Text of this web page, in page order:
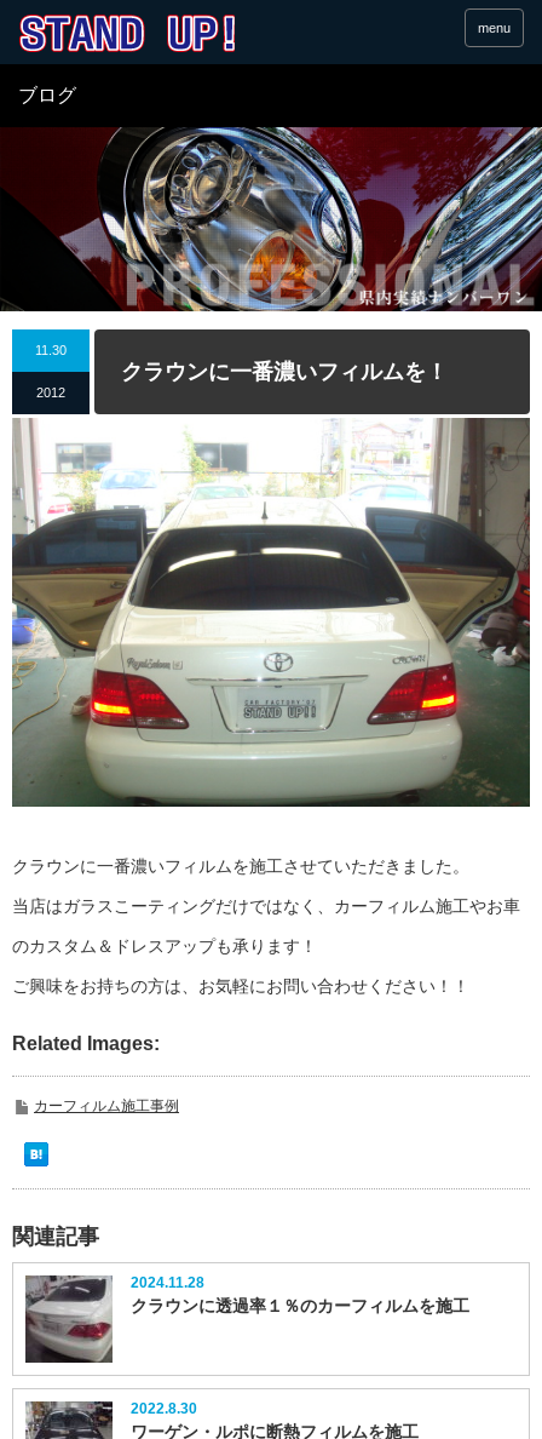
menu
ブログ
11.30
2012
クラウンに一番濃いフィルムを！
クラウンに一番濃いフィルムを施工させていただきました。
当店はガラスこーティングだけではなく、カーフィルム施工やお車
のカスタム＆ドレスアップも承ります！
ご興味をお持ちの方は、お気軽にお問い合わせください！！
Related Images:
カーフィルム施工事例
関連記事
2024.11.28
クラウンに透過率１％のカーフィルムを施工
2022.8.30
ワーゲン・ルポに断熱フィルムを施工